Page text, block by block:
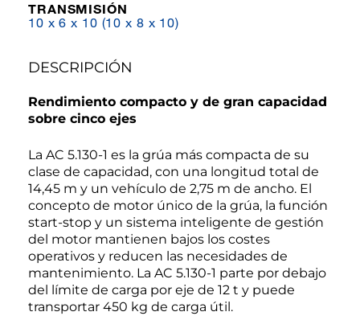
TRANSMISIÓN
10 x 6 x 10 (10 x 8 x 10)
DESCRIPCIÓN
Rendimiento compacto y de gran capacidad
sobre cinco ejes
La AC 5.130-1 es la grúa más compacta de su
clase de capacidad, con una longitud total de
14,45 m y un vehículo de 2,75 m de ancho. El
concepto de motor único de la grúa, la función
start-stop y un sistema inteligente de gestión
del motor mantienen bajos los costes
operativos y reducen las necesidades de
mantenimiento. La AC 5.130-1 parte por debajo
del límite de carga por eje de 12 t y puede
transportar 450 kg de carga útil.